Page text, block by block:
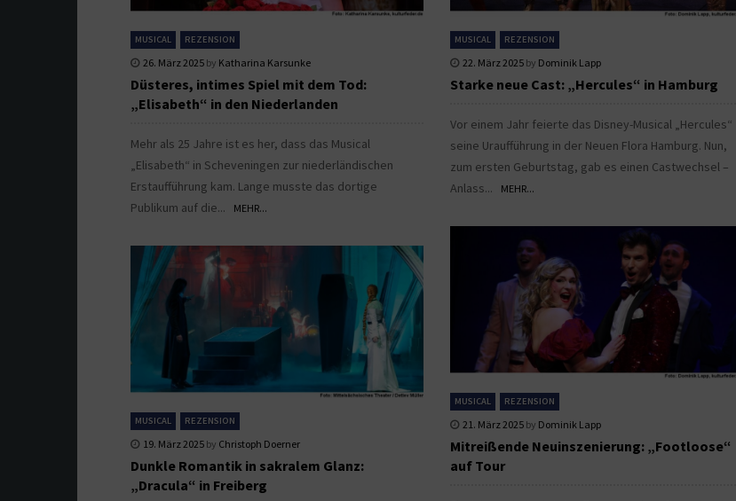
MUSICAL REZENSION
26. März 2025 by Katharina Karsunke
Düsteres, intimes Spiel mit dem Tod:
„Elisabeth“ in den Niederlanden
Mehr als 25 Jahre ist es her, dass das Musical
„Elisabeth“ in Scheveningen zur niederländischen
Erstaufführung kam. Lange musste das dortige
Publikum auf die...
MEHR...
MUSICAL REZENSION
22. März 2025 by Dominik Lapp
Starke neue Cast: „Hercules“ in Hamburg
Vor einem Jahr feierte das Disney-Musical „Hercules“
seine Uraufführung in der Neuen Flora Hamburg. Nun,
zum ersten Geburtstag, gab es einen Castwechsel –
Anlass...
MEHR...
MUSICAL REZENSION
21. März 2025 by Dominik Lapp
Mitreißende Neuinszenierung: „Footloose“
auf Tour
MUSICAL REZENSION
19. März 2025 by Christoph Doerner
Dunkle Romantik in sakralem Glanz:
„Dracula“ in Freiberg